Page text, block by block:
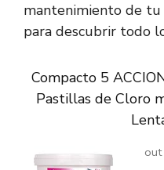
mantenimiento de tu
para descubrir todo
Compacto 5
Pastillas de Cloro